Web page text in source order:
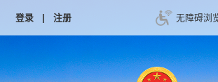
登录 | 注册 无障碍浏